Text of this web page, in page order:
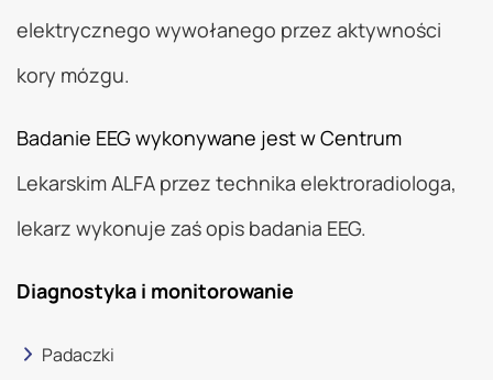
elektrycznego wywołanego przez aktywności
kory mózgu.
Badanie EEG wykonywane jest w Centrum
Lekarskim ALFA przez technika elektroradiologa,
lekarz wykonuje zaś opis badania EEG.
Diagnostyka i monitorowanie
Padaczki